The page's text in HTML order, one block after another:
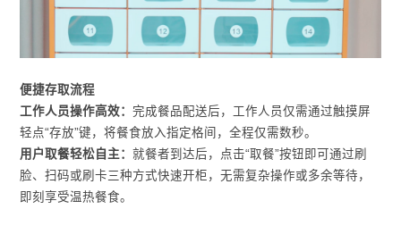
便捷存取流程
工作人员操作高效：完成餐品配送后，工作人员仅需通过触摸屏
轻点“存放”键，将餐食放入指定格间，全程仅需数秒。
用户取餐轻松自主：就餐者到达后，点击“取餐”按钮即可通过刷
脸、扫码或刷卡三种方式快速开柜，无需复杂操作或多余等待，
即刻享受温热餐食。